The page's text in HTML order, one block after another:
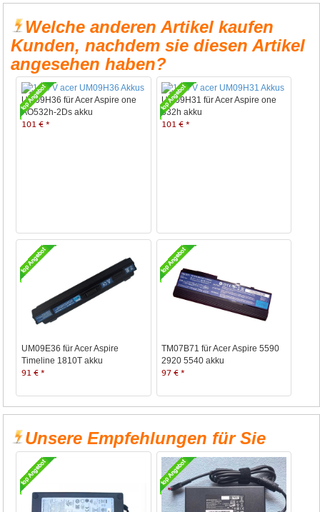
Welche anderen Artikel kaufen
Kunden, nachdem sie diesen Artikel
angesehen haben?
UM09H36 für Acer Aspire one
AO532h-2Ds akku
101 € *
UM09H31 für Acer Aspire one
532h akku
101 € *
UM09E36 für Acer Aspire
Timeline 1810T akku
91 € *
TM07B71 für Acer Aspire 5590
2920 5540 akku
97 € *
Unsere Empfehlungen für Sie